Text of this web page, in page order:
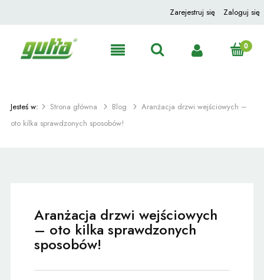
Zarejestruj się Zaloguj się
Jesteś w: Strona główna Blog
Aranżacja drzwi wejściowych –
oto kilka sprawdzonych sposobów!
Aranżacja drzwi wejściowych
– oto kilka sprawdzonych
sposobów!